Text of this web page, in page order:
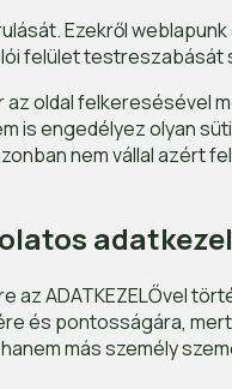
Ezekről
felület
oldal felkeresésével
is engedélyez olyan
nem vállal
ADATKEZELŐvel
és pontosságára,
más személy